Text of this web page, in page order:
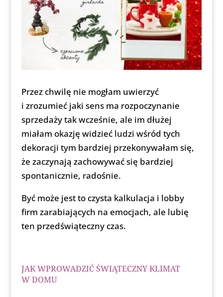
Przez chwilę nie mogłam uwierzyć
i zrozumieć jaki sens ma rozpoczynanie
sprzedaży tak wcześnie, ale im dłużej
miałam okazję widzieć ludzi wśród tych
dekoracji tym bardziej przekonywałam się,
że zaczynają zachowywać się bardziej
spontanicznie, radośnie.
Być może jest to czysta kalkulacja i lobby
firm zarabiających na emocjach, ale lubię
ten przedświąteczny czas.
JAK WPROWADZIĆ ŚWIĄTECZNY KLIMAT
W DOMU